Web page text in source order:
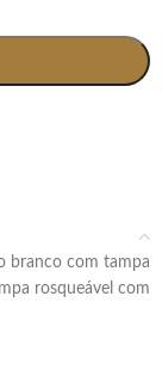
rosqueável com